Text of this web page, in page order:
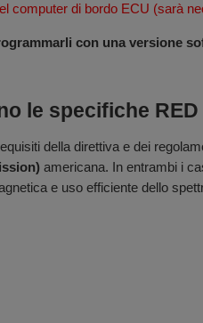
computer di bordo ECU (sarà
con una versione
le specifiche RED
della direttiva e dei
americana. In entrambi i
e uso efficiente dello